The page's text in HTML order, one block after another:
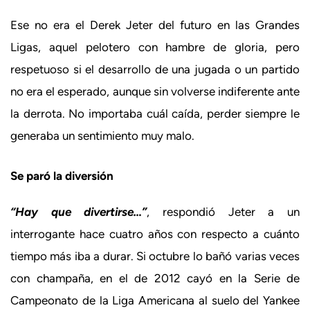
Ese no era el Derek Jeter del futuro en las Grandes
Ligas, aquel pelotero con hambre de gloria, pero
respetuoso si el desarrollo de una jugada o un partido
no era el esperado, aunque sin volverse indiferente ante
la derrota. No importaba cuál caída, perder siempre le
generaba un sentimiento muy malo.
Se paró la diversión
“Hay que divertirse…”, respondió Jeter a un
interrogante hace cuatro años con respecto a cuánto
tiempo más iba a durar. Si octubre lo bañó varias veces
con champaña, en el de 2012 cayó en la Serie de
Campeonato de la Liga Americana al suelo del Yankee